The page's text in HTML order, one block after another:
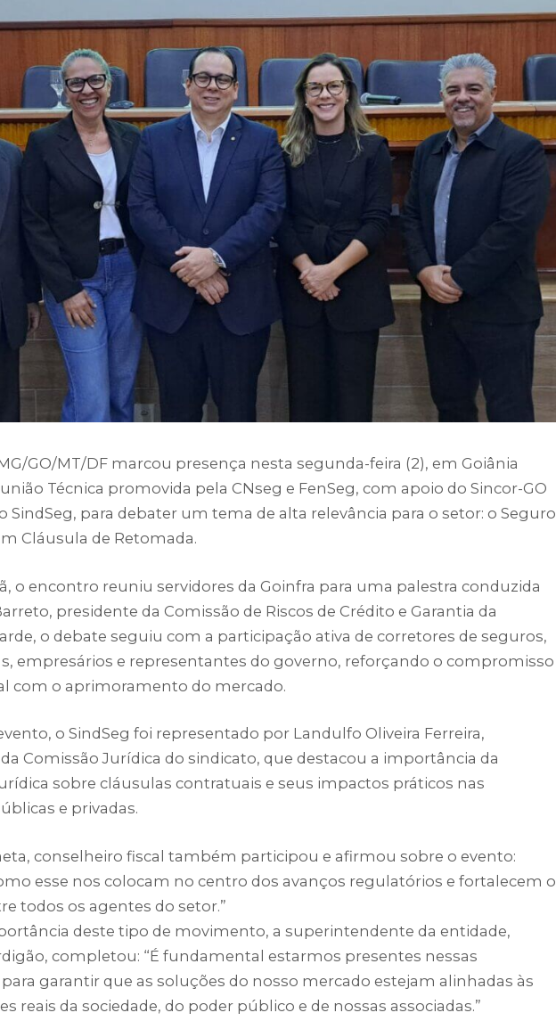
GO/MT/DF marcou presença nesta segunda-feira (2), em Goiânia
Técnica promovida pela CNseg e FenSeg, com apoio do Sincor-GO
SindSeg, para debater um tema de alta relevância para o setor: o Seguro
Cláusula de Retomada.
o encontro reuniu servidores da Goinfra para uma palestra conduzida
presidente da Comissão de Riscos de Crédito e Garantia da
o debate seguiu com a participação ativa de corretores de seguros,
empresários e representantes do governo, reforçando o compromisso
com o aprimoramento do mercado.
o SindSeg foi representado por Landulfo Oliveira Ferreira,
Comissão Jurídica do sindicato, que destacou a importância da
sobre cláusulas contratuais e seus impactos práticos nas
e privadas.
conselheiro fiscal também participou e afirmou sobre o evento:
esse nos colocam no centro dos avanços regulatórios e fortalecem o
todos os agentes do setor.”
deste tipo de movimento, a superintendente da entidade,
completou: “É fundamental estarmos presentes nessas
garantir que as soluções do nosso mercado estejam alinhadas às
reais da sociedade, do poder público e de nossas associadas.”